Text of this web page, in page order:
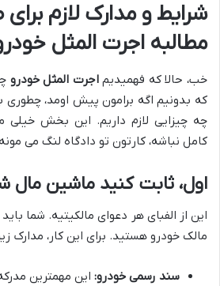
شرایط و مدارک لازم
مطالبه اجرت المثل
خب، حالا که فهمیدیماجرت المثل خودرو
که بدونیم اگه برامون پیش اومد، چطوری
چه چیزایی لازم داریم. این بخش خیلی
کامل نباشه، کارتون تو دادگاه لنگ می
اول، ثابت کنید ماشین
این از الفبای هر دعوای مالکیتیه. شما
مالک خودرو هستید. برای این کار، مدارک
سند رسمی خودرو: این مهمترین